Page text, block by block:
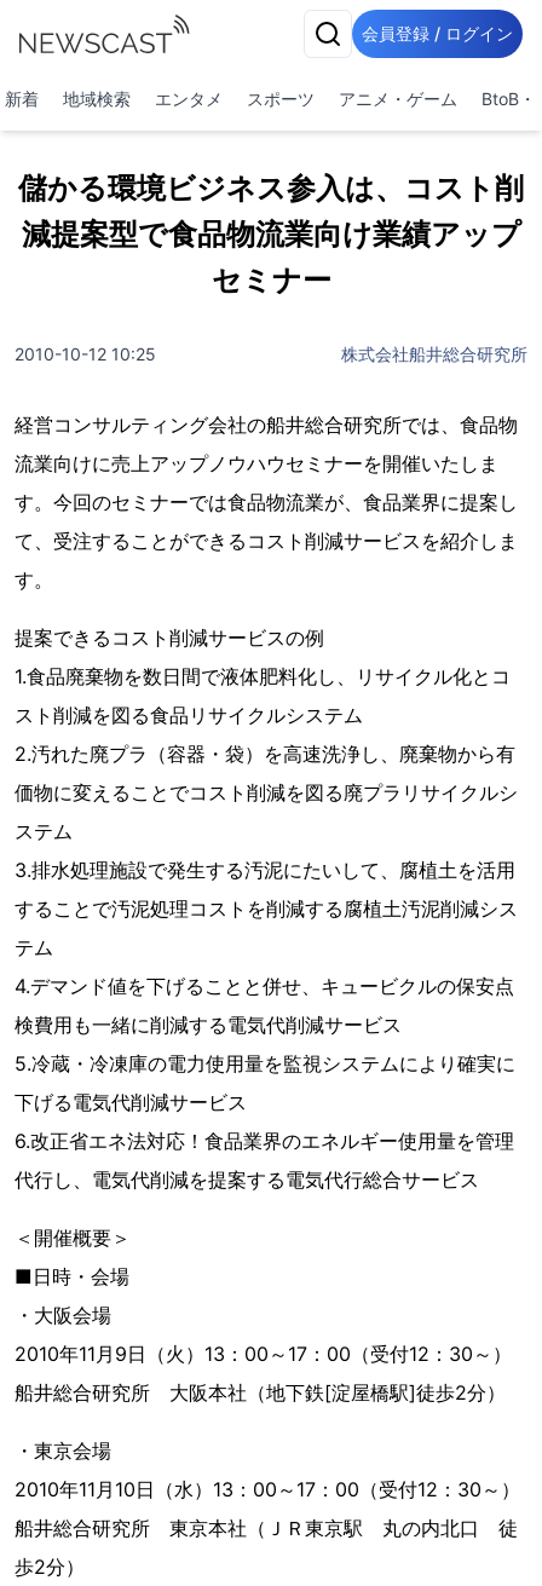
会員登録 / ログイン
新着 地域検索 エンタメ スポーツ アニメ・ゲーム BtoB・
儲かる環境ビジネス参入は、コスト削
減提案型で食品物流業向け業績アップ
セミナー
2010-10-12 10:25 株式会社船井総合研究所
経営コンサルティング会社の船井総合研究所では、食品物
流業向けに売上アップノウハウセミナーを開催いたしま
す。今回のセミナーでは食品物流業が、食品業界に提案し
て、受注することができるコスト削減サービスを紹介しま
す。
提案できるコスト削減サービスの例
1.食品廃棄物を数日間で液体肥料化し、リサイクル化とコ
スト削減を図る食品リサイクルシステム
2.汚れた廃プラ（容器・袋）を高速洗浄し、廃棄物から有
価物に変えることでコスト削減を図る廃プラリサイクルシ
ステム
3.排水処理施設で発生する汚泥にたいして、腐植土を活用
することで汚泥処理コストを削減する腐植土汚泥削減シス
テム
4.デマンド値を下げることと併せ、キュービクルの保安点
検費用も一緒に削減する電気代削減サービス
5.冷蔵・冷凍庫の電力使用量を監視システムにより確実に
下げる電気代削減サービス
6.改正省エネ法対応！食品業界のエネルギー使用量を管理
代行し、電気代削減を提案する電気代行総合サービス
＜開催概要＞
■日時・会場
・大阪会場
2010年11月9日（火）13：00～17：00（受付12：30～）
船井総合研究所 大阪本社（地下鉄[淀屋橋駅]徒歩2分）
・東京会場
2010年11月10日（水）13：00～17：00（受付12：30～）
船井総合研究所 東京本社（ＪＲ東京駅 丸の内北口 徒
歩2分）